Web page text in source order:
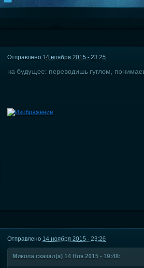
Отправлено 14 ноября 2015 - 23:25
на будущее: переводишь гуглом,
Отправлено 14 ноября 2015 - 23:26
Микола сказал(а) 14 Ноя 2015 - 19:48: